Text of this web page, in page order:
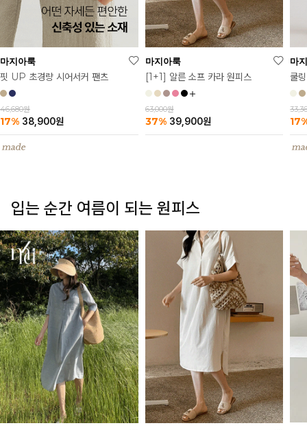
마지아룩
핏 UP 초경량 시어서커 팬츠
46,680원
17% 38,900원
마지아룩
[1+1] 알른 소프 카라 원피스
63,000원
37% 39,900원
마
쿨
입는 순간 여름이 되는 원피스